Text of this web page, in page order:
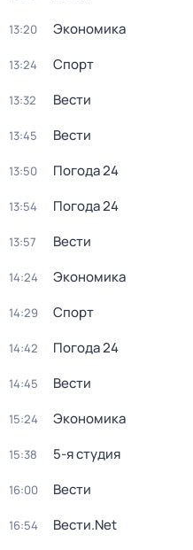
13:20 Экономика
13:24 Спорт
13:32 Вести
13:45 Вести
13:50 Погода 24
13:54 Погода 24
13:57 Вести
14:24 Экономика
14:29 Спорт
14:42 Погода 24
14:45 Вести
15:24 Экономика
15:38 5-я студия
16:00 Вести
16:54 Вести.Net